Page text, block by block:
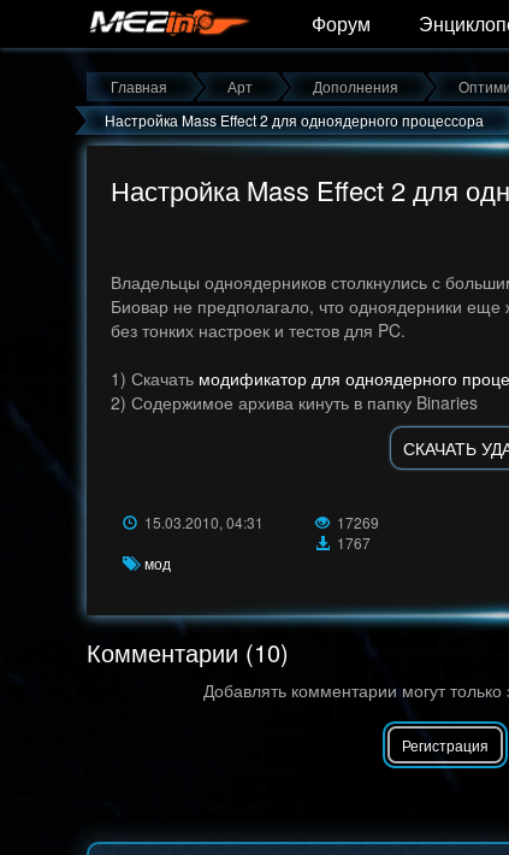
Форум
Главная Арт Дополнения
Настройка Mass Effect 2 для одноядерного процессора
Настройка Mass Effect 2 для
Владельцы одноядерников столкнулись с
Биовар не предполагало, что одноядерники
без тонких настроек и тестов для PC.
1) Скачать модификатор для одноядерного
2) Содержимое архива кинуть в папку Binaries
СКАЧАТЬ
15.03.2010, 04:31
17269
1767
мод
Комментарии (10)
Добавлять комментарии могут
Регистрация